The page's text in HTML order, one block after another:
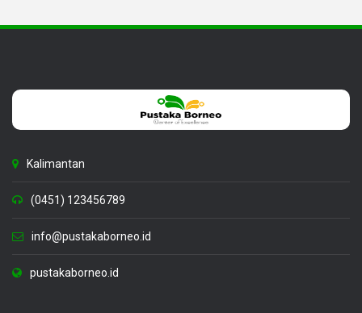
Kalimantan
(0451) 123456789
info@pustakaborneo.id
pustakaborneo.id